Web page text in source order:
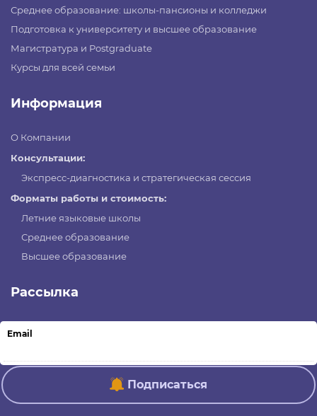
Среднее образование: школы-пансионы и колледжи
Подготовка к университету и высшее образование
Магистратура и Postgraduate
Курсы для всей семьи
Информация
О Компании
Консультации:
Экспресс-диагностика и стратегическая сессия
Форматы работы и стоимость:
Летние языковые школы
Среднее образование
Высшее образование
Рассылка
Email
Подписаться